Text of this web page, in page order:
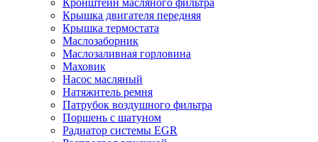
Крышка двигателя передняя
Крышка термостата
Маслозаборник
Маслозаливная горловина
Маховик
Насос масляный
Натяжитель ремня
Патрубок воздушного фильтра
Поршень с шатуном
Радиатор системы EGR